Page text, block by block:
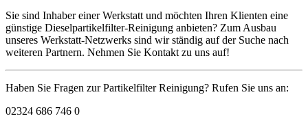
Sie sind Inhaber einer Werkstatt und möchten Ihren Klienten eine
günstige Dieselpartikelfilter-Reinigung anbieten? Zum Ausbau
unseres Werkstatt-Netzwerks sind wir ständig auf der Suche nach
weiteren Partnern. Nehmen Sie Kontakt zu uns auf!
Haben Sie Fragen zur Partikelfilter Reinigung? Rufen Sie uns an:
02324 686 746 0